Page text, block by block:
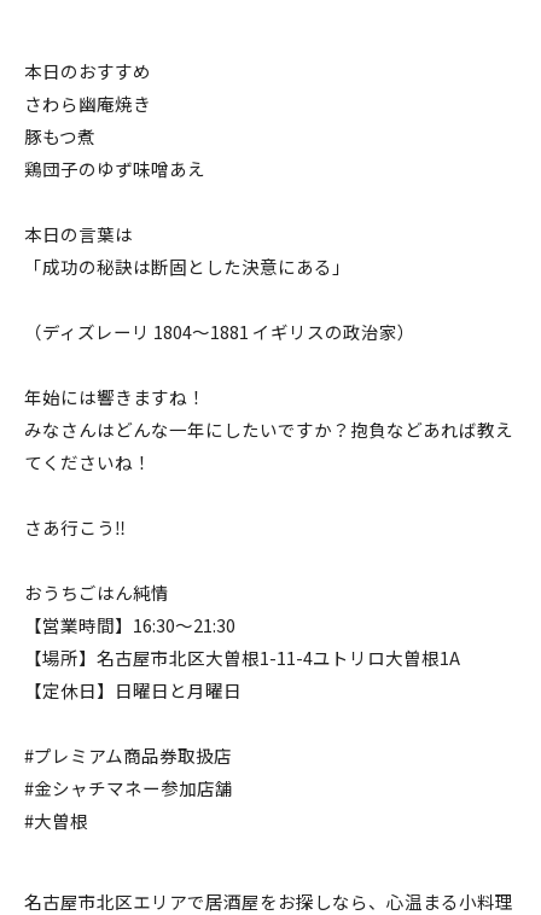
本日のおすすめ
さわら幽庵焼き
豚もつ煮
鶏団子のゆず味噌あえ
本日の言葉は
「成功の秘訣は断固とした決意にある」
（ディズレーリ 1804〜1881 イギリスの政治家）
年始には響きますね！
みなさんはどんな一年にしたいですか？抱負などあれば教え
てくださいね！
さあ行こう‼️
おうちごはん純情
【営業時間】16:30〜21:30
【場所】名古屋市北区大曽根1-11-4ユトリロ大曽根1A
【定休日】日曜日と月曜日
#プレミアム商品券取扱店
#金シャチマネー参加店舗
#大曽根
名古屋市北区エリアで居酒屋をお探しなら、心温まる小料理